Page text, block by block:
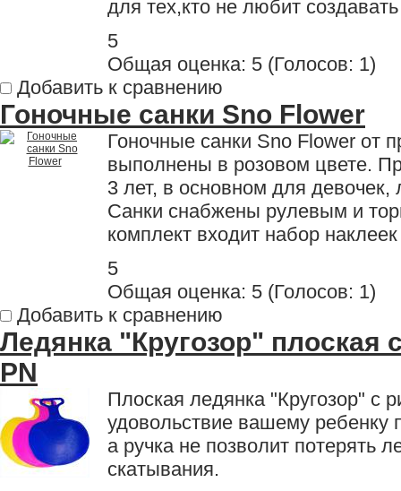
для тех,кто не любит
5
Общая оценка: 5 (Голосов: 1)
Добавить к сравнению
Гоночные санки Sno Flower
Гоночные санки Sno Flower от
выполнены в розовом цвете.
3 лет, в основном для
Санки снабжены рулевым и
комплект входит набор
5
Общая оценка: 5 (Голосов: 1)
Добавить к сравнению
Ледянка "Кругозор" плоская
PN
Плоская ледянка "Кругозор" с
удовольствие вашему ребенку
а ручка не позволит потерять
скатывания.